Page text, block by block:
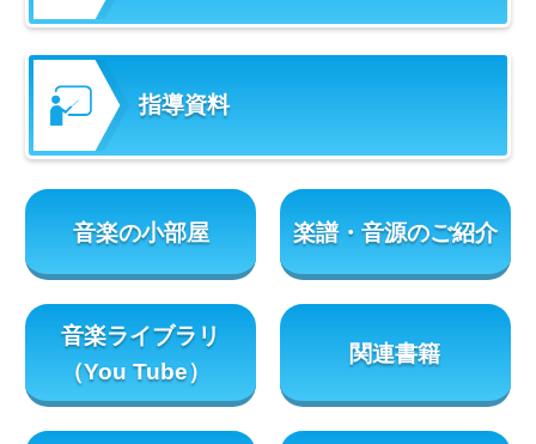
指導資料
音楽の小部屋 楽譜・音源のご紹介
音楽ライブラリ
（You Tube）
関連書籍